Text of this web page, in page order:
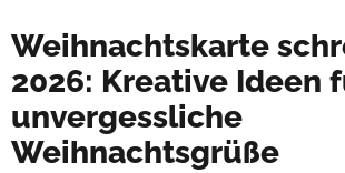
Weihnachtskarte
2026: Kreative Ideen
unvergessliche
Weihnachtsgrüße